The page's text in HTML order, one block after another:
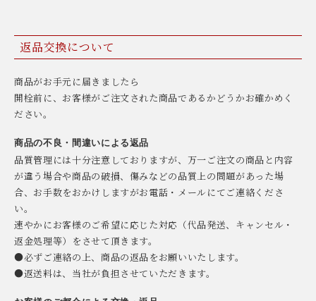
返品交換について
商品がお手元に届きましたら
開栓前に、お客様がご注文された商品であるかどうかお確かめく
ださい。
商品の不良・間違いによる返品
品質管理には十分注意しておりますが、万一ご注文の商品と内容
が違う場合や商品の破損、傷みなどの品質上の問題があった場
合、お手数をおかけしますがお電話・メールにてご連絡くださ
い。
速やかにお客様のご希望に応じた対応（代品発送、キャンセル・
返金処理等）をさせて頂きます。
●必ずご連絡の上、商品の返品をお願いいたします。
●返送料は、当社が負担させていただきます。